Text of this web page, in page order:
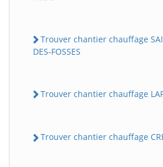
Trouver chantier chauffage
DES-FOSSES
Trouver chantier chauffage
Trouver chantier chauffage